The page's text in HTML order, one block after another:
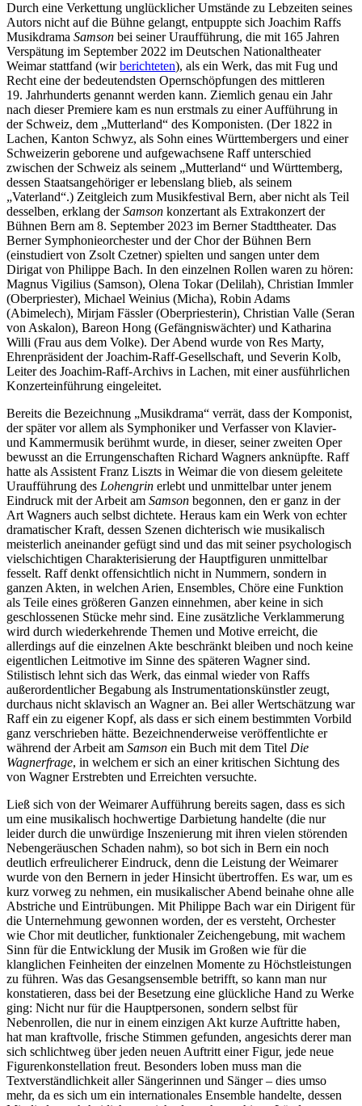
Durch eine Verkettung unglücklicher Umstände zu Lebzeiten seines
Autors nicht auf die Bühne gelangt, entpuppte sich Joachim Raffs
Musikdrama Samson bei seiner Uraufführung, die mit 165 Jahren
Verspätung im September 2022 im Deutschen Nationaltheater
Weimar stattfand (wirberichteten), als ein Werk, das mit Fug und
Recht eine der bedeutendsten Opernschöpfungen des mittleren
19. Jahrhunderts genannt werden kann. Ziemlich genau ein Jahr
nach dieser Premiere kam es nun erstmals zu einer Aufführung in
der Schweiz, dem „Mutterland“ des Komponisten. (Der 1822 in
Lachen, Kanton Schwyz, als Sohn eines Württembergers und einer
Schweizerin geborene und aufgewachsene Raff unterschied
zwischen der Schweiz als seinem „Mutterland“ und Württemberg,
dessen Staatsangehöriger er lebenslang blieb, als seinem
„Vaterland“.) Zeitgleich zum Musikfestival Bern, aber nicht als Teil
desselben, erklang derSamson konzertant als Extrakonzert der
Bühnen Bern am 8. September 2023 im Berner Stadttheater. Das
Berner Symphonieorchester und der Chor der Bühnen Bern
(einstudiert von Zsolt Czetner) spielten und sangen unter dem
Dirigat von Philippe Bach. In den einzelnen Rollen waren zu hören:
Magnus Vigilius (Samson), Olena Tokar (Delilah), Christian Immler
(Oberpriester), Michael Weinius (Micha), Robin Adams
(Abimelech), Mirjam Fässler (Oberpriesterin), Christian Valle (Seran
von Askalon), Bareon Hong (Gefängniswächter) und Katharina
Willi (Frau aus dem Volke). Der Abend wurde von Res Marty,
Ehrenpräsident der Joachim-Raff-Gesellschaft, und Severin Kolb,
Leiter des Joachim-Raff-Archivs in Lachen, mit einer ausführlichen
Konzerteinführung eingeleitet.
Bereits die Bezeichnung „Musikdrama“ verrät, dass der Komponist,
der später vor allem als Symphoniker und Verfasser von Klavier-
und Kammermusik berühmt wurde, in dieser, seiner zweiten Oper
bewusst an die Errungenschaften Richard Wagners anknüpfte. Raff
hatte als Assistent Franz Liszts in Weimar die von diesem geleitete
Uraufführung des Lohengrin erlebt und unmittelbar unter jenem
Eindruck mit der Arbeit am Samson begonnen, den er ganz in der
Art Wagners auch selbst dichtete. Heraus kam ein Werk von echter
dramatischer Kraft, dessen Szenen dichterisch wie musikalisch
meisterlich aneinander gefügt sind und das mit seiner psychologisch
vielschichtigen Charakterisierung der Hauptfiguren unmittelbar
fesselt. Raff denkt offensichtlich nicht in Nummern, sondern in
ganzen Akten, in welchen Arien, Ensembles, Chöre eine Funktion
als Teile eines größeren Ganzen einnehmen, aber keine in sich
geschlossenen Stücke mehr sind. Eine zusätzliche Verklammerung
wird durch wiederkehrende Themen und Motive erreicht, die
allerdings auf die einzelnen Akte beschränkt bleiben und noch keine
eigentlichen Leitmotive im Sinne des späteren Wagner sind.
Stilistisch lehnt sich das Werk, das einmal wieder von Raffs
außerordentlicher Begabung als Instrumentationskünstler zeugt,
durchaus nicht sklavisch an Wagner an. Bei aller Wertschätzung war
Raff ein zu eigener Kopf, als dass er sich einem bestimmten Vorbild
ganz verschrieben hätte. Bezeichnenderweise veröffentlichte er
während der Arbeit am Samson ein Buch mit dem Titel Die
Wagnerfrage, in welchem er sich an einer kritischen Sichtung des
von Wagner Erstrebten und Erreichten versuchte.
Ließ sich von der Weimarer Aufführung bereits sagen, dass es sich
um eine musikalisch hochwertige Darbietung handelte (die nur
leider durch die unwürdige Inszenierung mit ihren vielen störenden
Nebengeräuschen Schaden nahm), so bot sich in Bern ein noch
deutlich erfreulicherer Eindruck, denn die Leistung der Weimarer
wurde von den Bernern in jeder Hinsicht übertroffen. Es war, um es
kurz vorweg zu nehmen, ein musikalischer Abend beinahe ohne alle
Abstriche und Eintrübungen. Mit Philippe Bach war ein Dirigent für
die Unternehmung gewonnen worden, der es versteht, Orchester
wie Chor mit deutlicher, funktionaler Zeichengebung, mit wachem
Sinn für die Entwicklung der Musik im Großen wie für die
klanglichen Feinheiten der einzelnen Momente zu Höchstleistungen
zu führen. Was das Gesangsensemble betrifft, so kann man nur
konstatieren, dass bei der Besetzung eine glückliche Hand zu Werke
ging: Nicht nur für die Hauptpersonen, sondern selbst für
Nebenrollen, die nur in einem einzigen Akt kurze Auftritte haben,
hat man kraftvolle, frische Stimmen gefunden, angesichts derer man
sich schlichtweg über jeden neuen Auftritt einer Figur, jede neue
Figurenkonstellation freut. Besonders loben muss man die
Textverständlichkeit aller Sängerinnen und Sänger – dies umso
mehr, da es sich um ein internationales Ensemble handelte, dessen